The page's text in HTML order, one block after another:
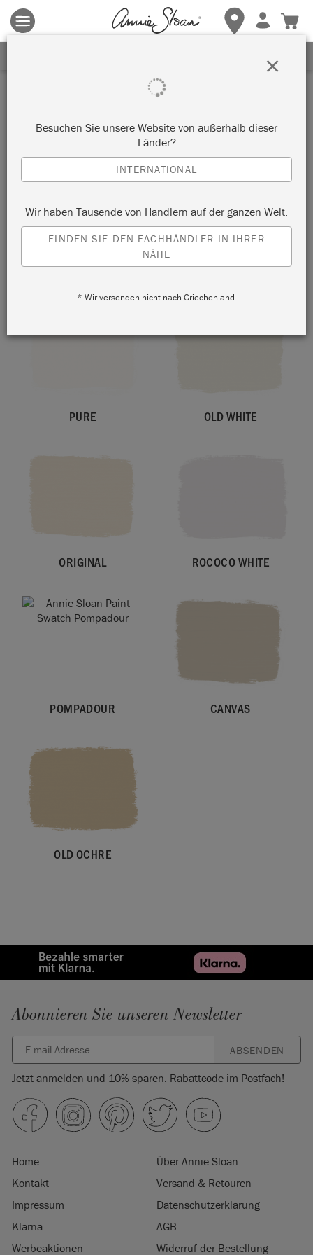
Es gelten die allgemeinen Geschäftsbedingungen.
hierfür weitere Informationen.
Weiß
Willkommen bei unseren Weißtönen. Weißfarbtöne sind ein
Muss in jeder Palette und bekanntlich die Farbtöne, mit
denen es sich am leichtesten arbeiten lässt. Weiße
Wandfarbe von Annie Sloan ist in drei Farbkategorien
Sortiment unten.
ALLE FARBEN ANZEIGEN
PURE OLD WHITE
ORIGINAL ROCOCO WHITE
POMPADOUR CANVAS
OLD OCHRE
Abonnieren Sie unseren Newsletter
ABSENDEN
Jetzt anmelden und 10% sparen. Rabattcode im Postfach!
Home
Über Annie Sloan
Kontakt
Versand & Retouren
Impressum
Datenschutzerklärung
Klarna
AGB
Werbeaktionen
Widerruf der Bestellung
Besuchen Sie unsere Website von außerhalb dieser
Länder?
INTERNATIONAL
Wir haben Tausende von Händlern auf der ganzen Welt.
FINDEN SIE DEN FACHHÄNDLER IN IHRER
NÄHE
* Wir versenden nicht nach Griechenland.
×